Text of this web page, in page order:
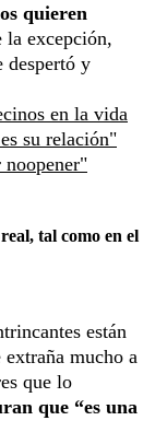
quieren
la excepción,
despertó y
en la vida
su relación"
tal como en el
están
mucho a
que lo
que “es una